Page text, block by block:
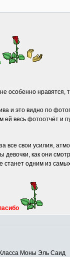
особенно нравятся,
и это видно по
ей весь фотоотчёт и
все свои усилия,
девочки, как они
станет одним из
Моны Эль Саид